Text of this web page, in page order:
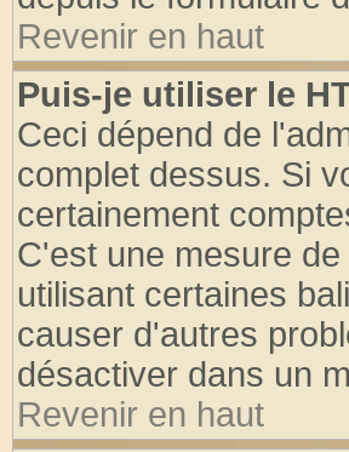
Revenir en haut
Puis-je utiliser le
Ceci dépend de
complet dessus. Si
certainement
C'est une mesure de
utilisant certaines
causer d'autres
désactiver dans un
Revenir en haut